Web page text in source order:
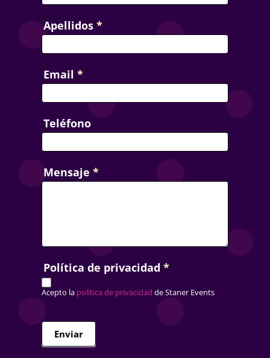
Apellidos *
Email *
Teléfono
Mensaje *
Política de privacidad *
Acepto lapolítica de privacidad de Staner Events
Enviar